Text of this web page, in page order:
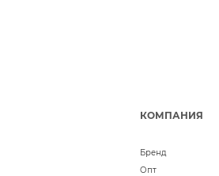
КОМПАНИЯ
Бренд
Опт